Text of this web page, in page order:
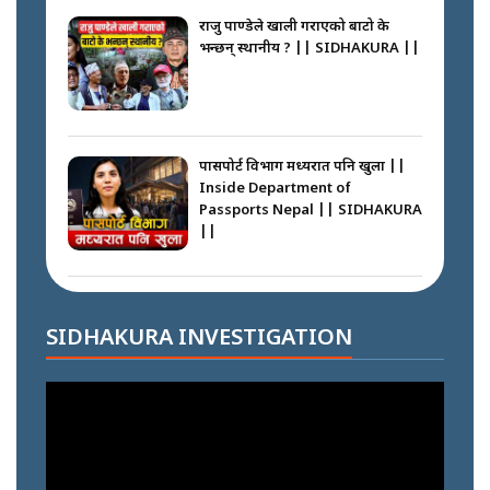
CASE || SIDHAKURA || THE
REPORTER ||
प्रहरी ? Police repeatedly fail to
control crowds ?
SIDHAKURA || THE REPORTER
राजु पाण्डेले खाली गराएको बाटो के
भन्छन् स्थानीय ? || SIDHAKURA ||
पासपोर्ट विभाग मध्यरात पनि खुला ||
Inside Department of
Passports Nepal || SIDHAKURA
the Gas Go? || SIDHAKURA ||
SIDHAKURA INVESTIGATION